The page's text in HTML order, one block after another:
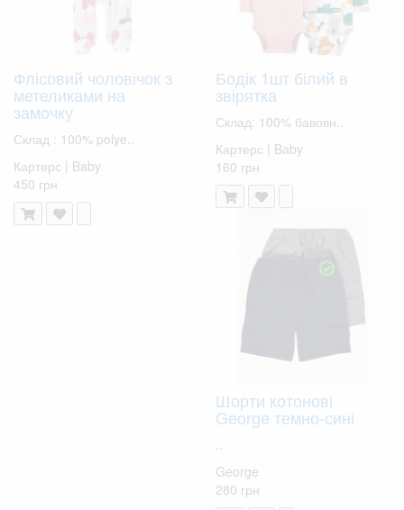
Флісовий чоловічок з
метеликами на
замочку
Склад : 100% polye..
Картерс | Baby
450 грн
Бодік 1шт білий в
звірятка
Склад: 100% бавовн..
Картерс | Baby
160 грн
Шорти котонові
George темно-сині
George
280 грн